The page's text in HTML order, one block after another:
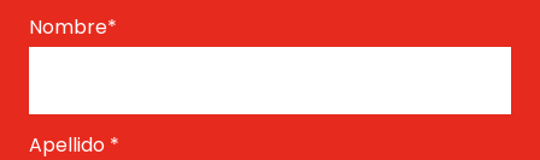
Nombre*
Apellido *